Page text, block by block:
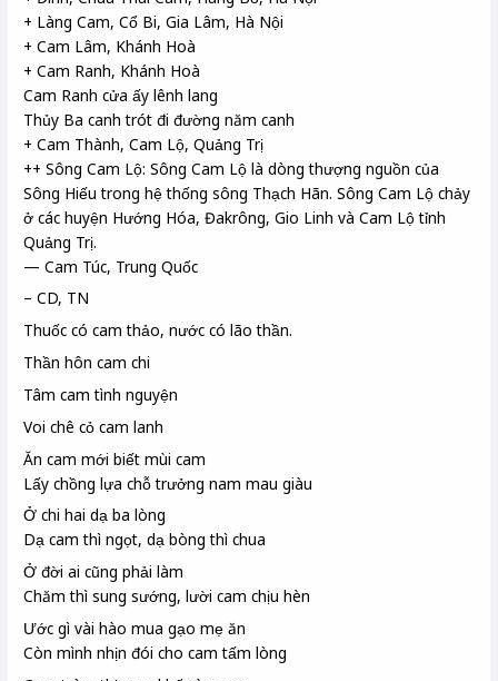
+ Làng Cam, Cổ Bi, Gia Lâm, Hà Nội
+ Cam Lâm, Khánh Hoà
+ Cam Ranh, Khánh Hoà
Cam Ranh cửa ấy lênh lang
Thủy Ba canh trót đi đường năm canh
+ Cam Thành, Cam Lộ, Quảng Trị
++ Sông Cam Lộ: Sông Cam Lộ là dòng thượng nguồn của
Sông Hiếu trong hệ thống sông Thạch Hãn. Sông Cam Lộ chảy
ở các huyện Hướng Hóa, Đakrông, Gio Linh và Cam Lộ tỉnh
Quảng Trị.
— Cam Túc, Trung Quốc
– CD, TN
Thuốc có cam thảo, nước có lão thần.
Thần hôn cam chi
Tâm cam tình nguyện
Voi chê cỏ cam lanh
Ăn cam mới biết mùi cam
Lấy chồng lựa chỗ trưởng nam mau giàu
Ở chi hai dạ ba lòng
Dạ cam thì ngọt, dạ bòng thì chua
Ở đời ai cũng phải làm
Chăm thì sung sướng, lười cam chịu hèn
Ước gì vài hào mua gạo mẹ ăn
Còn mình nhịn đói cho cam tấm lòng